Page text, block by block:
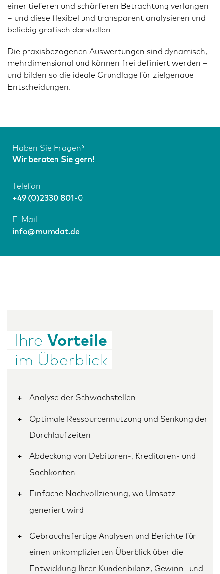
einer tieferen und schärferen Betrachtung verlangen
– und diese flexibel und transparent analysieren und
beliebig grafisch darstellen.
Die praxisbezogenen Auswertungen sind dynamisch,
mehrdimensional und können frei definiert werden –
und bilden so die ideale Grundlage für zielgenaue
Entscheidungen.
Haben Sie Fragen?
Wir beraten Sie gern!
Telefon
+49 (0)2330 801-0
E-Mail
info@mumdat.de
Ihre Vorteile
im Überblick
Analyse der Schwachstellen
Optimale Ressourcennutzung und Senkung der
Durchlaufzeiten
Abdeckung von Debitoren-, Kreditoren- und
Sachkonten
Einfache Nachvollziehung, wo Umsatz
generiert wird
Gebrauchsfertige Analysen und Berichte für
einen unkomplizierten Überblick über die
Entwicklung Ihrer Kundenbilanz, Gewinn- und